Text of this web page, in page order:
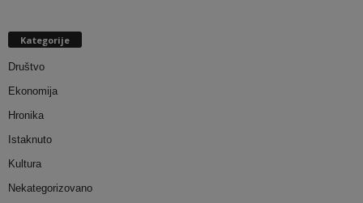
Kategorije
Društvo
Ekonomija
Hronika
Istaknuto
Kultura
Nekategorizovano